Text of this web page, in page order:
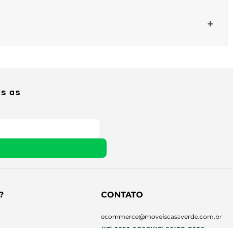
+
as
CONTATO
ecommerce@moveiscasaverde.com.br